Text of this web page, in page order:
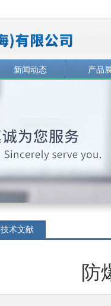
新闻动态 产品
技术文献
防